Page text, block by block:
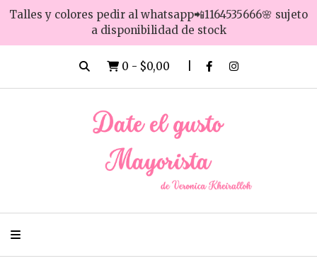
Talles y colores pedir al whatsapp📲1164535666🌸 sujeto
a disponibilidad de stock
0 - $0,00